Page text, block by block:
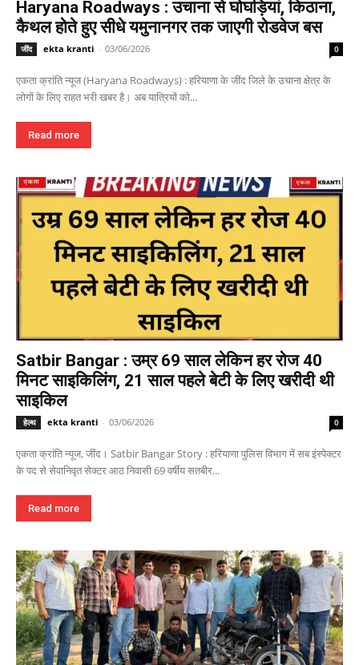
Haryana Roadways : उचाना से घोघड़ियां, किठाना,
कैथल होते हुए सीधे यमुनानगर तक जाएगी रोडवेज बस
जींद ekta kranti - 03/06/2026 0
एकता क्रांति न्यूज (Haryana Roadways) : हरियाणा के जींद जिले के उचाना क्षेत्र के
लोगों के लिए राहत भरी खबर है। अब यात्रियों को...
Read more
Satbir Bangar : उम्र 69 साल लेकिन हर रोज 40
मिनट साइकिलिंग, 21 साल पहले बेटी के लिए खरीदी थी
साइकिल
हेल्थ ekta kranti - 03/06/2026 0
एकता क्रांति न्यूज, जींद। Satbir Bangar Story : हरियाणा पुलिस विभाग में सब इंस्पेक्टर
के पद से सेवानिवृत सेक्टर आठ निवासी 69 वर्षीय सतबीर...
Read more